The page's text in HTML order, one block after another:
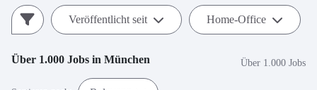
Veröffentlicht seit Home-Office
Über 1.000 Jobs in München Über 1.000 Jobs